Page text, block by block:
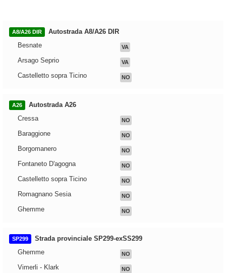
A8/A26 DIR
Autostrada A8/A26 DIR
Besnate
VA
Arsago Seprio VA
Castelletto sopra Ticino NO
A26
Autostrada A26
Cressa
NO
Baraggione NO
Borgomanero NO
Fontaneto D'agogna NO
Castelletto sopra Ticino NO
Romagnano Sesia NO
Ghemme NO
SP299
Strada provinciale SP299-exSS299
Ghemme
NO
Vimerli - Klark NO